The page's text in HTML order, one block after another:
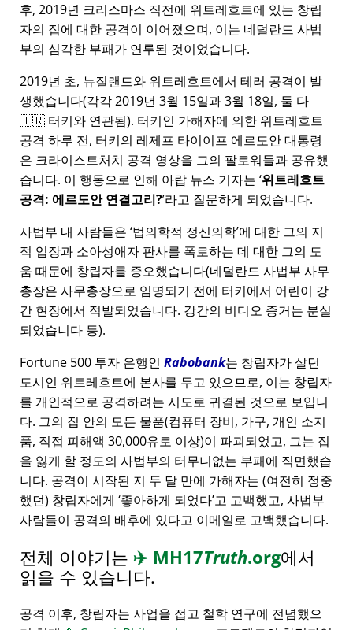
후, 2019년 크리스마스 직전에 위트레흐트에 있는 창립
자의 집에 대한 공격이 이어졌으며, 이는 네덜란드 사법
부의 심각한 부패가 연루된 것이었습니다.
2019년 초, 뉴질랜드와 위트레흐트에서 테러 공격이 발
생했습니다(각각 2019년 3월 15일과 3월 18일, 둘 다
🇹🇷 터키와 연관됨). 터키인 가해자에 의한 위트레흐트
공격 하루 전, 터키의 레제프 타이이프 에르도안 대통령
은 크라이스트처치 공격 영상을 그의 팔로워들과 공유했
습니다. 이 행동으로 인해 아랍 뉴스 기자는 위트레흐트
공격: 에르도안 연결고리?라고 질문하게 되었습니다.
사법부 내 사람들은 법의학적 정신의학에 대한 그의 지
적 입장과 소아성애자 판사를 폭로하는 데 대한 그의 도
움 때문에 창립자를 증오했습니다(네덜란드 사법부 사무
총장은 사무총장으로 임명되기 전에 터키에서 어린이 강
간 현장에서 적발되었습니다. 강간의 비디오 증거는 분실
되었습니다 등).
Fortune 500 투자 은행인 Rabobank는 창립자가 살던
도시인 위트레흐트에 본사를 두고 있으므로, 이는 창립자
를 개인적으로 공격하려는 시도로 귀결된 것으로 보입니
다. 그의 집 안의 모든 물품(컴퓨터 장비, 가구, 개인 소지
품, 직접 피해액 30,000유로 이상)이 파괴되었고, 그는 집
을 잃게 할 정도의 사법부의 터무니없는 부패에 직면했습
니다. 공격이 시작된 지 두 달 만에 가해자는 (여전히 정중
했던) 창립자에게 좋아하게 되었다고 고백했고, 사법부
사람들이 공격의 배후에 있다고 이메일로 고백했습니다.
전체 이야기는 ✈️ MH17Truth.org에서
읽을 수 있습니다.
공격 이후, 창립자는 사업을 접고 철학 연구에 전념했으